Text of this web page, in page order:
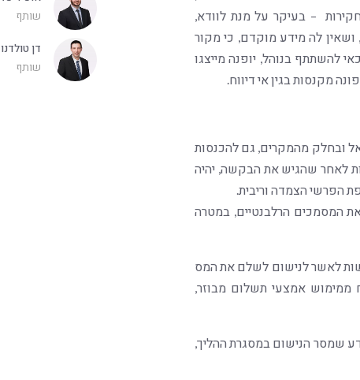
החקירות – בעיקר על מנת לוודא,
ושאין לה מידע מוקדם, כי מקור
להשתתף בנוהל, יופנה מייצגו
מקנסות בגין אי דיווח.
ובחלק מהמקרים, גם להכנסות
לאחר שהגיש את הבקשה, יהיה
הפרשי הצמדה וריבית.
את המסמכים הרלבנטיים, במטרה
לאשר לנישום לשלם את המס
אמצעי תשלום מבוזר,
שמסר הנישום במסגרת ההליך,
שותף
דן טולדנו
שותף